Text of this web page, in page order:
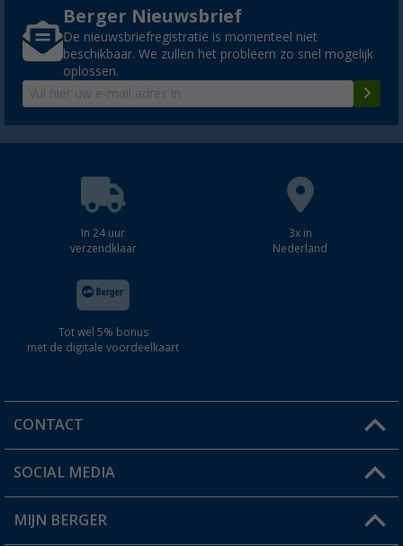
Berger Nieuwsbrief
De nieuwsbriefregistratie is momenteel niet
beschikbaar. We zullen het probleem zo snel mogelijk
oplossen.
In 24 uur
verzendklaar
3x in
Nederland
Tot wel 5% bonus
met de digitale voordeelkaart
CONTACT
Een vraag?
Winkel vinden
SOCIAL MEDIA
MIJN BERGER